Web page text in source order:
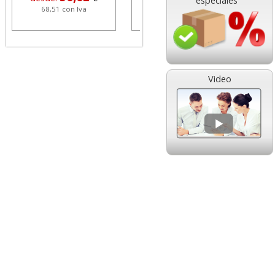
Video
68,51 con Iva 1,08 con Iva
Negro, original